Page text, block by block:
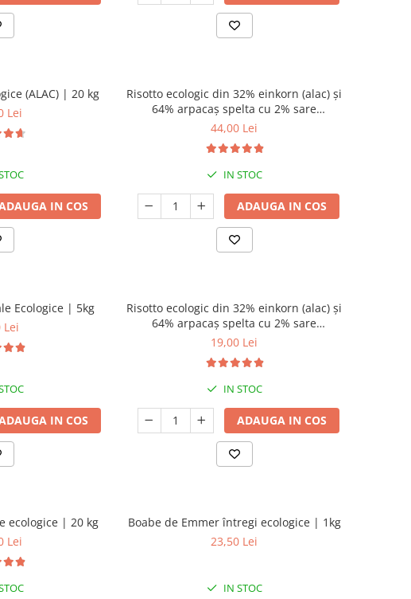
(ALAC) | 20 kg
Lei
IN COS
Risotto ecologic din 32% einkorn (alac) și
64% arpacaș spelta cu 2% sare
românească cu flori | 750g
44,00 Lei
IN STOC
ADAUGA IN COS
Ecologice | 5kg
Lei
IN COS
Risotto ecologic din 32% einkorn (alac) și
64% arpacaș spelta cu 2% sare
românească cu flori | 250g
19,00 Lei
IN STOC
ADAUGA IN COS
ecologice | 20 kg
Lei
Boabe de Emmer întregi ecologice | 1kg
23,50 Lei
IN STOC